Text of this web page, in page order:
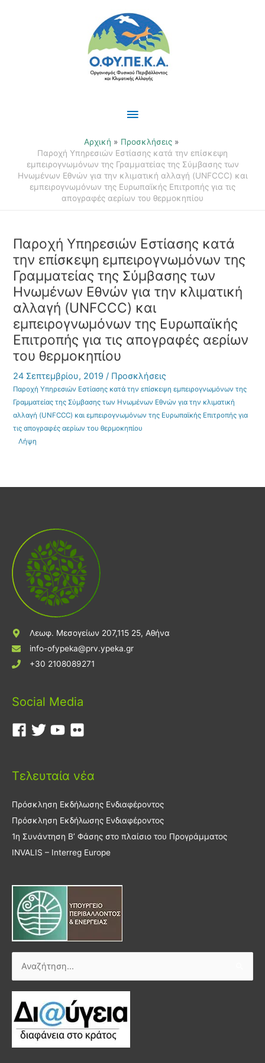
Κύριο
Μενού
Αρχική
Προσκλήσεις
Παροχή Υπηρεσιών Εστίασης κατά την επίσκεψη
εμπειρογνωμόνων της Γραμματείας της Σύμβασης των
Ηνωμένων Εθνών για την κλιματική αλλαγή (UNFCCC) και
εμπειρογνωμόνων της Ευρωπαϊκής Επιτροπής για τις
απογραφές αερίων του θερμοκηπίου
Παροχή Υπηρεσιών Εστίασης κατά
την επίσκεψη εμπειρογνωμόνων της
Γραμματείας της Σύμβασης των
Ηνωμένων Εθνών για την κλιματική
αλλαγή (UNFCCC) και
εμπειρογνωμόνων της Ευρωπαϊκής
Επιτροπής για τις απογραφές αερίων
του θερμοκηπίου
24 Σεπτεμβρίου, 2019/ Προσκλήσεις
Παροχή Υπηρεσιών Εστίασης κατά την επίσκεψη εμπειρογνωμόνων της
Γραμματείας της Σύμβασης των Ηνωμένων Εθνών για την κλιματική
αλλαγή (UNFCCC) και εμπειρογνωμόνων της Ευρωπαϊκής Επιτροπής για
τις απογραφές αερίων του θερμοκηπίου
Λήψη
Λεωφ. Μεσογείων 207,115 25, Αθήνα
info-ofypeka@prv.ypeka.gr
+30 2108089271
Social Media
Τελευταία νέα
Πρόσκληση Εκδήλωσης Ενδιαφέροντος
Πρόσκληση Εκδήλωσης Ενδιαφέροντος
1η Συνάντηση Β’ Φάσης στο πλαίσιο του Προγράμματος
INVALIS – Interreg Europe
Αναζήτηση